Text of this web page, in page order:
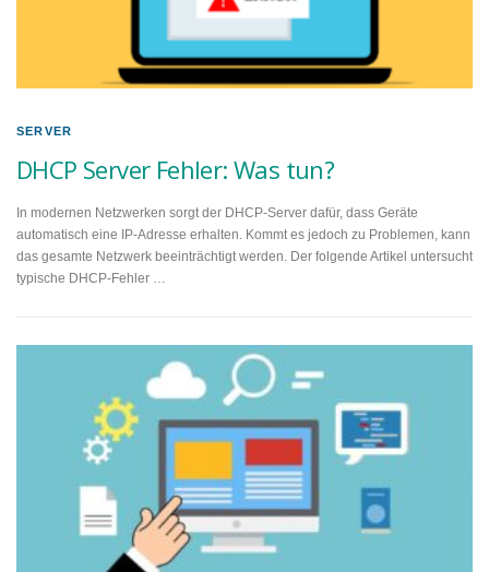
SERVER
DHCP Server Fehler: Was tun?
In modernen Netzwerken sorgt der DHCP-Server dafür, dass Geräte
automatisch eine IP-Adresse erhalten. Kommt es jedoch zu Problemen, kann
das gesamte Netzwerk beeinträchtigt werden. Der folgende Artikel untersucht
typische DHCP-Fehler …